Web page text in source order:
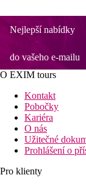
Nejlepší nabídky
do vašeho e-mailu
O EXIM tours
Kontakt
Pobočky
Kariéra
O nás
Užitečné
Prohlášení o
Pro klienty